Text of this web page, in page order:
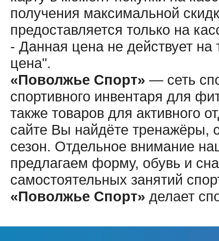
получения максимальной
предоставляется только на
- Данная цена не действует
цена".
«Поволжье Спорт» — сеть
спортивного инвентаря для
также товаров для активного
сайте Вы найдёте тренажёры,
сезон. Отдельное внимание
предлагаем форму, обувь и
самостоятельных занятий
«Поволжье Спорт» делает